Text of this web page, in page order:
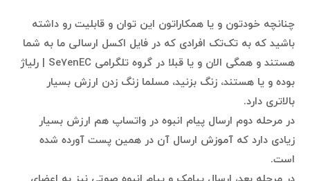
چنانچه خودتون و یا همکاراتون این توان و قابلیت رو داشته
باشید که به تک‌تک افرادی که در فایل اکسل ارسالی ما به شما
هستند و همگی الان و یا قبلا در گروه تلگرامی Se7enEC | رلیاژ
بوده و یا هستند، زنگ بزنید، مسلما زنگ زدن ارزش بسیار
بالاتری دارد.
در مرحله دوم ارسال پیام انبوه در واتساپ هم ارزش بسیار
زیادی دارد که آموزش ارسال آن در همین پست آورده شده
است.